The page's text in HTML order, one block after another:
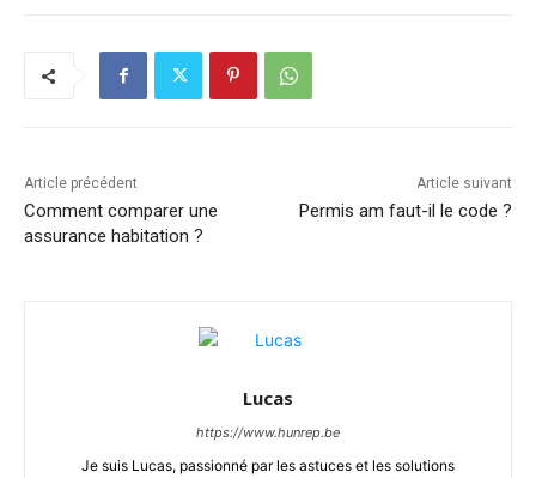
Article précédent
Comment comparer une
assurance habitation ?
Article suivant
Permis am faut-il le code ?
Lucas
https://www.hunrep.be
Je suis Lucas, passionné par les astuces et les solutions